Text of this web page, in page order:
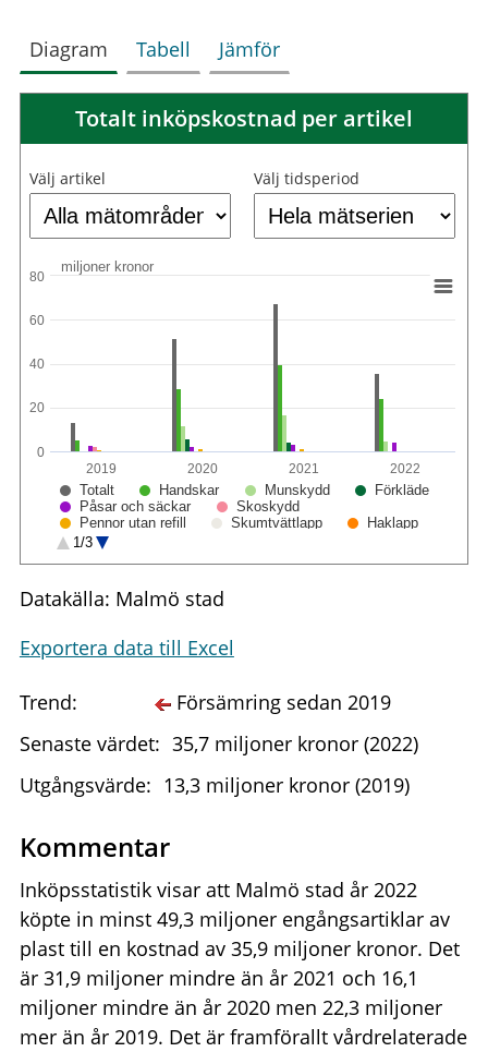
Diagram Tabell Jämför
Totalt inköpskostnad per artikel
Välj artikel Välj tidsperiod
miljoner kronor
Totalt Handskar Munskydd
Förkläde
Påsar och säckar
Skoskydd
Pennor utan refill
Skumtvättlapp
Haklapp
Bestick
1/3
2019 2020 2021 2022
0
20
40
60
80
Datakälla: Malmö stad
Exportera data till Excel
Trend:
Försämring sedan 2019
Senaste värdet: 35,7 miljoner kronor (2022)
Utgångsvärde: 13,3 miljoner kronor (2019)
Kommentar
Inköpsstatistik visar att Malmö stad år 2022
köpte in minst 49,3 miljoner engångsartiklar av
plast till en kostnad av 35,9 miljoner kronor. Det
är 31,9 miljoner mindre än år 2021 och 16,1
miljoner mindre än år 2020 men 22,3 miljoner
mer än år 2019. Det är framförallt vårdrelaterade